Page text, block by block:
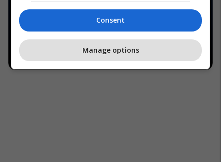
Consent
Manage options